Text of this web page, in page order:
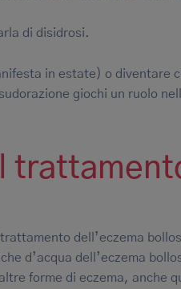
di disidrosi.
in estate) o diventare
giochi un ruolo
dell’eczema
d’acqua dell’eczema
forme di eczema, anche